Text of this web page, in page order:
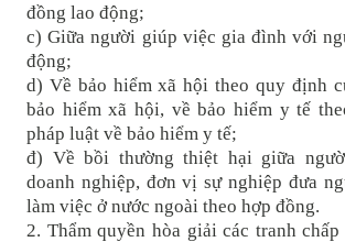
đồng lao động;
c) Giữa người giúp việc gia đình với
động;
d) Về bảo hiểm xã hội theo quy định
bảo hiểm xã hội, về bảo hiểm y tế
pháp luật về bảo hiểm y tế;
đ) Về bồi thường thiệt hại giữa
doanh nghiệp, đơn vị sự nghiệp đưa
làm việc ở nước ngoài theo hợp đồng.
2. Thẩm quyền hòa giải các tranh